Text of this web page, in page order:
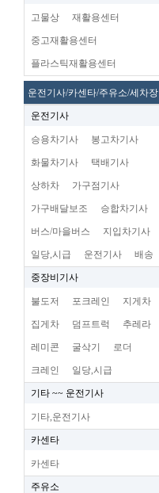
고물상 재활용센터
중고재활용센터
플라스틱재활용센터
운전기사/카센타/주유소/세차장
운전기사
승용차기사 봉고차기사
화물차기사 택배기사
상하차 가구점기사
가구배달보조 승합차기사
버스/마을버스 지입차기사
일당,시급 운전기사 배송
중장비기사
불도저 포크레인 지게차
집게차 덤프트럭 추레라
레미콘 굴삭기 로더
크레인 일당,시급
기타 ~~ 운전기사
기타,운전기사
카센타
카센타
주유소